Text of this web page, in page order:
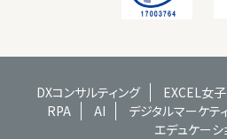
DXコンサルティング EXCEL女子
RPA
AI デジタルマーケテ
エデュケーシ